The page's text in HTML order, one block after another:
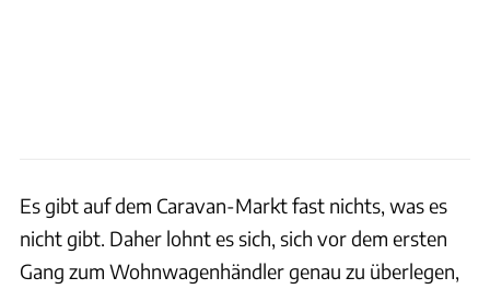
Es gibt auf dem Caravan-Markt fast nichts, was es
nicht gibt. Daher lohnt es sich, sich vor dem ersten
Gang zum Wohnwagenhändler genau zu überlegen,